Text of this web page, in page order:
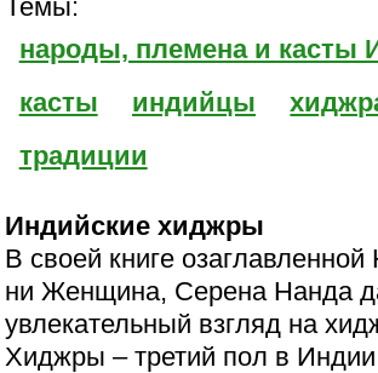
Темы:
народы, племена и касты
касты
индийцы
традиции
Индийские хиджры
В своей книге
ни Женщина, Серена Нанда
увлекательный взгляд на
Хиджры – третий пол в